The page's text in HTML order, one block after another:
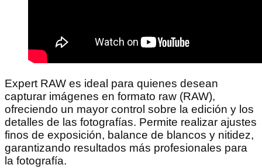
Expert RAW es ideal para quienes desean
capturar imágenes en formato raw (RAW),
ofreciendo un mayor control sobre la edición y los
detalles de las fotografías. Permite realizar ajustes
finos de exposición, balance de blancos y nitidez,
garantizando resultados más profesionales para
la fotografía.